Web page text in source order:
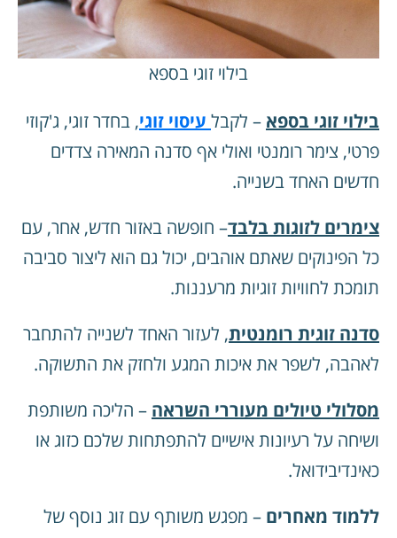
בילוי זוגי בספא
בילוי זוגי בספא – לקבל עיסוי זוגי, בחדר זוגי, ג'קוזי
פרטי, צימר רומנטי ואולי אף סדנה המאירה צדדים
חדשים האחדבשנייה.
צימרים לזוגות בלבד– חופשה באזור חדש, אחר, עם
כל הפינוקים שאתם אוהבים, יכול גם הוא ליצור סביבה
תומכת לחוויות זוגיות מרעננות.
סדנה זוגית רומנטית, לעזור האחד לשנייה להתחבר
לאהבה, לשפר את איכות המגע ולחזק את התשוקה.
מסלולי טיולים מעוררי השראה – הליכה משותפת
ושיחה על רעיונות אישיים להתפתחות שלכם כזוג או
כאינדיבידואל.
ללמוד מאחרים – מפגש משותף עם זוג נוסף של